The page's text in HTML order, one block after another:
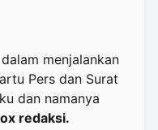
menjalankan
Pers dan Surat
dan namanya
redaksi.